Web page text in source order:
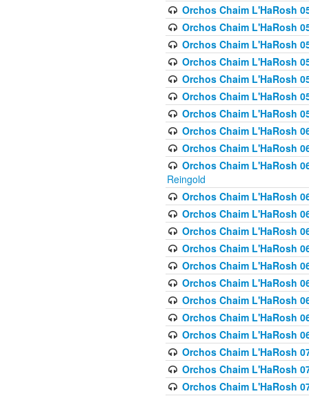
Orchos Chaim L'HaRosh
Orchos Chaim L'HaRosh
Orchos Chaim L'HaRosh
Orchos Chaim L'HaRosh
Orchos Chaim L'HaRosh
Orchos Chaim L'HaRosh
Orchos Chaim L'HaRosh
Orchos Chaim L'HaRosh
Orchos Chaim L'HaRosh
Orchos Chaim L'HaRosh
Reingold
Orchos Chaim L'HaRosh
Orchos Chaim L'HaRosh
Orchos Chaim L'HaRosh
Orchos Chaim L'HaRosh
Orchos Chaim L'HaRosh
Orchos Chaim L'HaRosh
Orchos Chaim L'HaRosh
Orchos Chaim L'HaRosh
Orchos Chaim L'HaRosh
Orchos Chaim L'HaRosh
Orchos Chaim L'HaRosh
Orchos Chaim L'HaRosh